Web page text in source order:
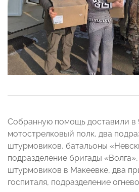
Собранную помощь доставили в
мотострелковый полк, два
штурмовиков, батальоны
подразделение бригады
штурмовиков в Макеевке, два
госпиталя, подразделение